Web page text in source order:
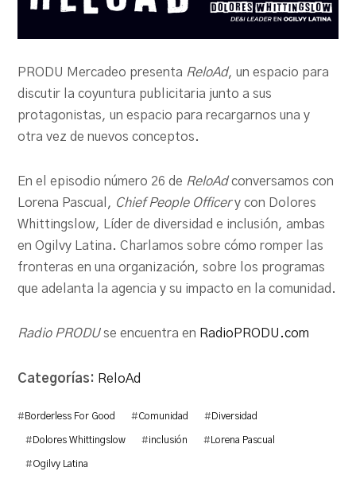
PRODU Mercadeo presenta ReloAd, un espacio para
discutir la coyuntura publicitaria junto a sus
protagonistas, un espacio para recargarnos una y
otra vez de nuevos conceptos.
En el episodio número 26 de ReloAdconversamos con
Lorena Pascual, Chief People Officery con Dolores
Whittingslow, Líder de diversidad e inclusión, ambas
en Ogilvy Latina. Charlamos sobre cómo romper las
fronteras en una organización, sobre los programas
que adelanta la agencia y su impacto en la comunidad.
Radio PRODUse encuentra en RadioPRODU.com
Categorías: ReloAd
#Borderless For Good #Comunidad #Diversidad
#Dolores Whittingslow #inclusión #Lorena Pascual
#Ogilvy Latina